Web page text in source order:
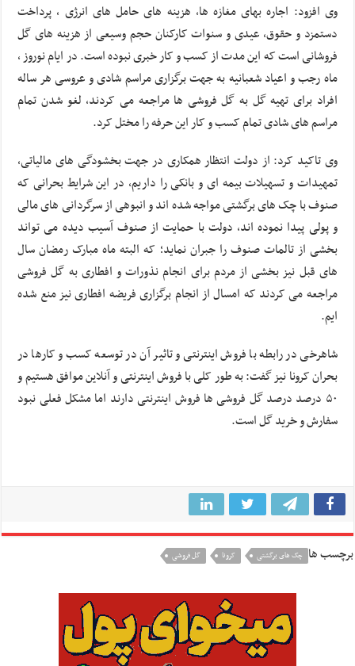
وی افزود: اجاره بهای مغازه ها، هزینه های حامل های انرژی ، پرداخت
دستمزد و حقوق، عیدی و سنوات کارکنان حجم وسیعی از هزینه های گل
فروشانی است که این مدت از کسب و کار خبری نبوده است. در ایام نوروز ،
ماه رجب و اعیاد شعبانیه به جهت برگزاری مراسم شادی و عروسی هر ساله
افراد برای تهیه گل به گل فروشی ها مراجعه می کردند، لغو شدن تمام
مراسم های شادی تمام کسب و کار این حرفه را مختل کرد.
وی تاکید کرد: از دولت انتظار همکاری در جهت بخشودگی های مالیاتی،
تمهیدات و تسهیلات بیمه ای و بانکی را داریم، در این شرایط بحرانی که
صنوف با چک های برگشتی مواجه شده اند و انبوهی از سرگردانی های مالی
و پولی پیدا نموده اند، دولت با حمایت از صنوف آسیب دیده می تواند
بخشی از تالمات صنوف را جبران نماید؛ که البته ماه مبارک رمضان سال
های قبل نیز بخشی از مردم برای انجام نذورات و افطاری به گل فروشی
مراجعه می کردند که امسال از انجام برگزاری فریضه افطاری نیز منع شده
ایم.
شاهرخی در رابطه با فروش اینترنتی و تاثیر آن در توسعه کسب و کارها در
بحران کرونا نیز گفت: به طور کلی با فروش اینترنتی و آنلاین موافق هستیم و
۵۰ درصد درصد گل فروشی ها فروش اینترنتی دارند اما مشکل فعلی نبود
سفارش و خرید گل است.
برچسب ها چک های برگشتی کرونا گل فروشی‌